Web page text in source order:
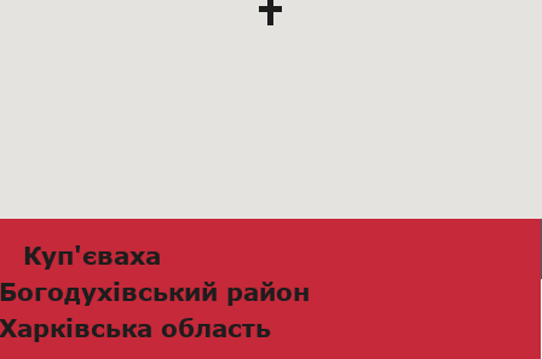
Куп'єваха
Богодухівський район
Харківська область